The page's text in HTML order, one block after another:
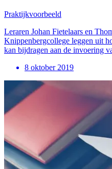
Praktijkvoorbeeld
Leraren Johan Fietelaars en
Knippenbergcollege leggen uit
kan bijdragen aan de invoering
8 oktober 2019